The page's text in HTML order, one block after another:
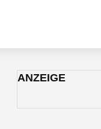
ANZEIGE